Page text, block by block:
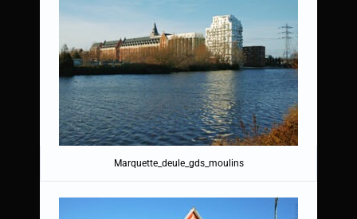
Marquette_deule_gds_moulins